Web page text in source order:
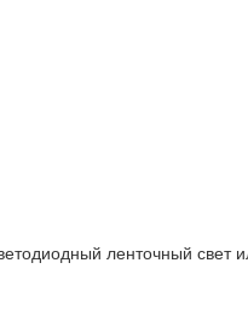
ленточный свет